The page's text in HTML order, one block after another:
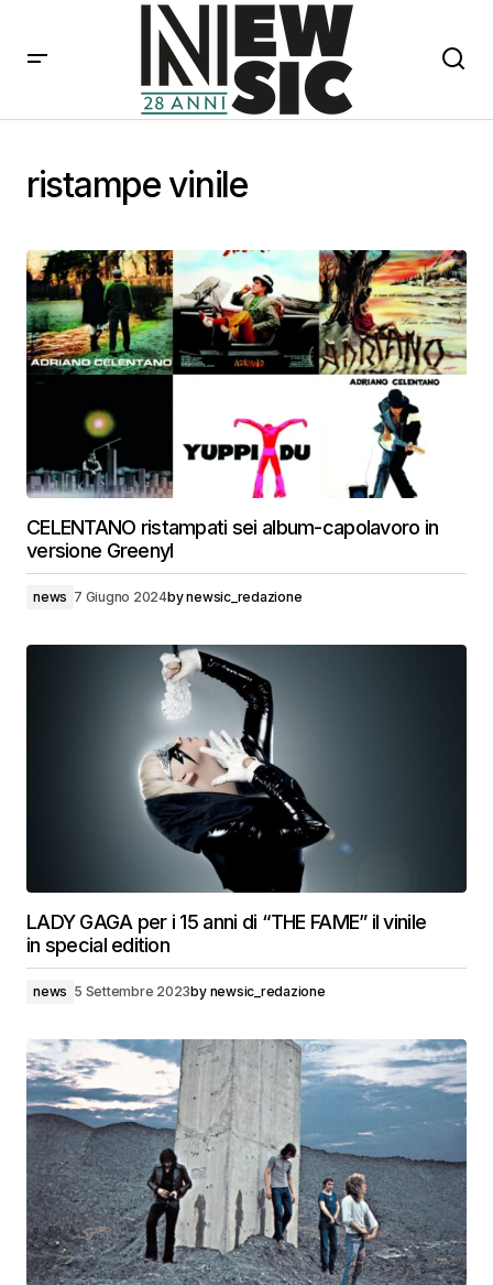
ristampe vinile
CELENTANO ristampati sei album-capolavoro in
versione Greenyl
news 7 Giugno 2024bynewsic_redazione
LADY GAGA per i 15 anni di “THE FAME” il vinile
in special edition
news 5 Settembre 2023by newsic_redazione